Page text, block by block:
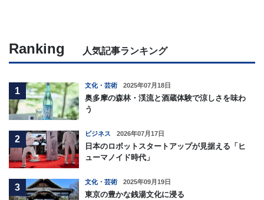
Ranking 人気記事ランキング
1
文化・芸術 2025年07月18日
奥多摩の森林・渓流と酒蔵体験で涼しさを味わ
う
2
ビジネス 2026年07月17日
日本のロボットスタートアップが見据える「ヒ
ューマノイド時代」
3
文化・芸術 2025年09月19日
東京の豊かな銭湯文化に浸る